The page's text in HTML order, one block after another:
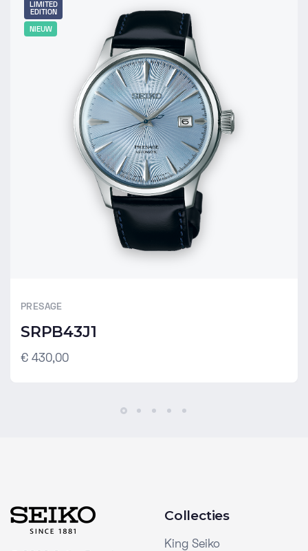
LIMITED
EDITION
NIEUW
PRESAGE
SRPB43J1
€ 430,00
Collecties
King Seiko